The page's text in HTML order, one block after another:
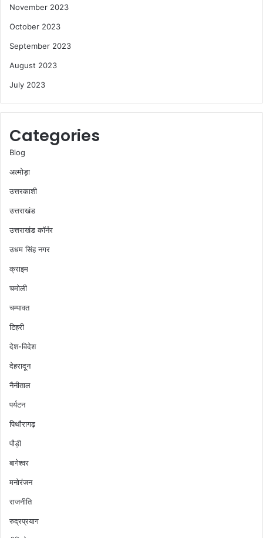
November 2023
October 2023
September 2023
August 2023
July 2023
Categories
Blog
अल्मोड़ा
उत्तरकाशी
उत्तराखंड
उत्तराखंड कॉर्नर
उधम सिंह नगर
क्राइम
चमोली
चम्पावत
टिहरी
देश-विदेश
देहरादून
नैनीताल
पर्यटन
पिथौरागढ़
पौड़ी
बागेश्वर
मनोरंजन
राजनीति
रुद्रप्रयाग